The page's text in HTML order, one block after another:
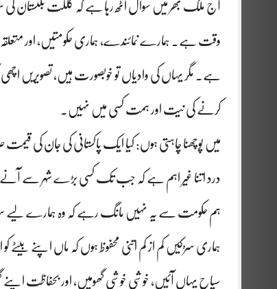
آج ملک بھر میں سوال اٹھ رہا ہے کہ گلگت بلتستان کی
وقت ہے۔ ہمارے نمائندے، ہماری حکومتیں، اور متعلقہ
ہے۔ مگر یہاں کی وادیاں تو خوبصورت ہیں،
کرنے کی نیت اور ہمت کسی میں نہیں۔
میں پوچھنا چاہتی ہوں: کیا ایک پاکستانی کی جان
درد اتنا غیر اہم ہے کہ جب تک کسی بڑے شہر سے آنے
ہم حکومت سے یہ نہیں مانگ رہے کہ وہ ہمارے لیے
ہماری سڑکیں کم از کم اتنی محفوظ ہوں کہ ماں اپنے
سیاح یہاں آئیں، خوشی خوشی گھومیں، اور بحفاظت اپنے